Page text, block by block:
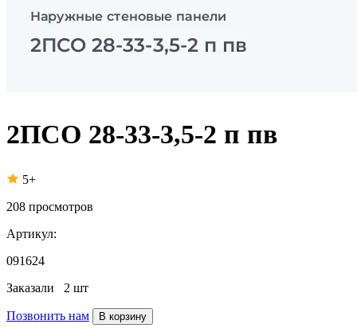
2ПСО 28-33-3,5-2 п пв
5+
208 просмотров
Артикул:
091624
Заказали 2 шт
Позвонить нам В корзину